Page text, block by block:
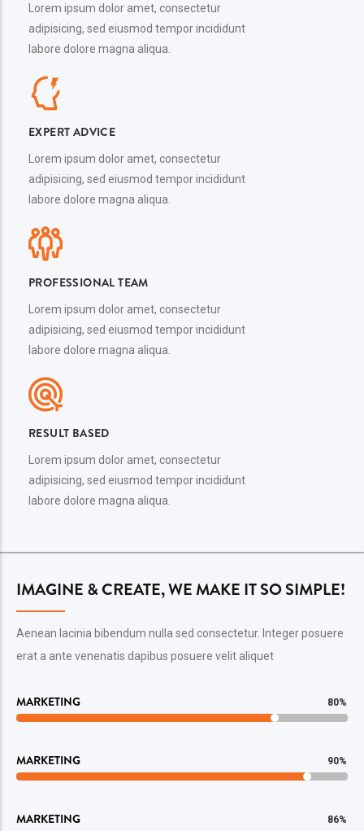
Lorem ipsum dolor amet, consectetur
adipisicing, sed eiusmod tempor incididunt
labore dolore magna aliqua.
EXPERT ADVICE
Lorem ipsum dolor amet, consectetur
adipisicing, sed eiusmod tempor incididunt
labore dolore magna aliqua.
PROFESSIONAL TEAM
Lorem ipsum dolor amet, consectetur
adipisicing, sed eiusmod tempor incididunt
labore dolore magna aliqua.
RESULT BASED
Lorem ipsum dolor amet, consectetur
adipisicing, sed eiusmod tempor incididunt
labore dolore magna aliqua.
IMAGINE & CREATE, WE MAKE IT SO SIMPLE!
Aenean lacinia bibendum nulla sed consectetur. Integer posuere
erat a ante venenatis dapibus posuere velit aliquet
MARKETING 80%
MARKETING 90%
MARKETING 86%